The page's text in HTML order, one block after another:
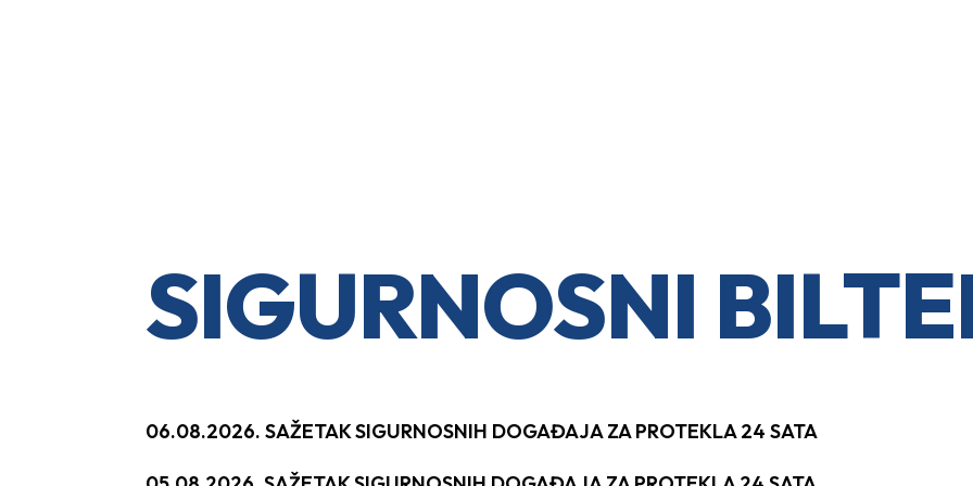
SIGURNOSNI
06.08.2026. SAŽETAK SIGURNOSNIH DOGAĐAJA ZA PROTEKLA 24 SATA